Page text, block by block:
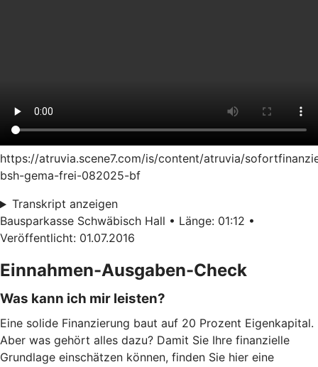
https://atruvia.scene7.com/is/content/atruvia/
bsh-gema-frei-082025-bf
Transkript anzeigen
Bausparkasse Schwäbisch Hall • Länge: 01:12 •
Veröffentlicht: 01.07.2016
Einnahmen-Ausgaben-Check
Was kann ich mir leisten?
Eine solide Finanzierung baut auf 20 Prozent Eigenkapital.
Aber was gehört alles dazu? Damit Sie Ihre finanzielle
Grundlage einschätzen können, finden Sie hier eine